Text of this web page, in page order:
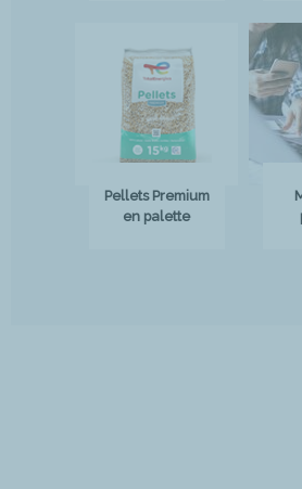
Pellets Premium
en palette